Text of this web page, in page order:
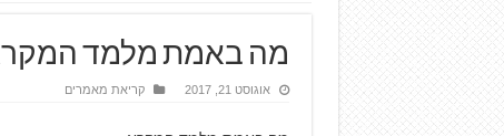
מה באמת מלמד
אוגוסט 21, 2017 קריאת מאמרים